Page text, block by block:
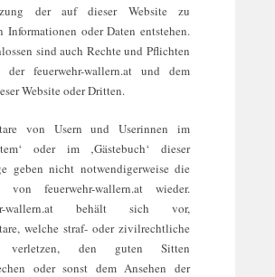
der auf dieser Website zu
Informationen oder Daten entstehen.
sind auch Rechte und Pflichten
der feuerwehr-wallern.at und dem
Website oder Dritten.
von Usern und Userinnen im
oder im ‚Gästebuch‘ dieser
geben nicht notwendigerweise die
von feuerwehr-wallern.at wieder.
wallern.at behält sich vor,
welche straf- oder zivilrechtliche
verletzen, den guten Sitten
oder sonst dem Ansehen der